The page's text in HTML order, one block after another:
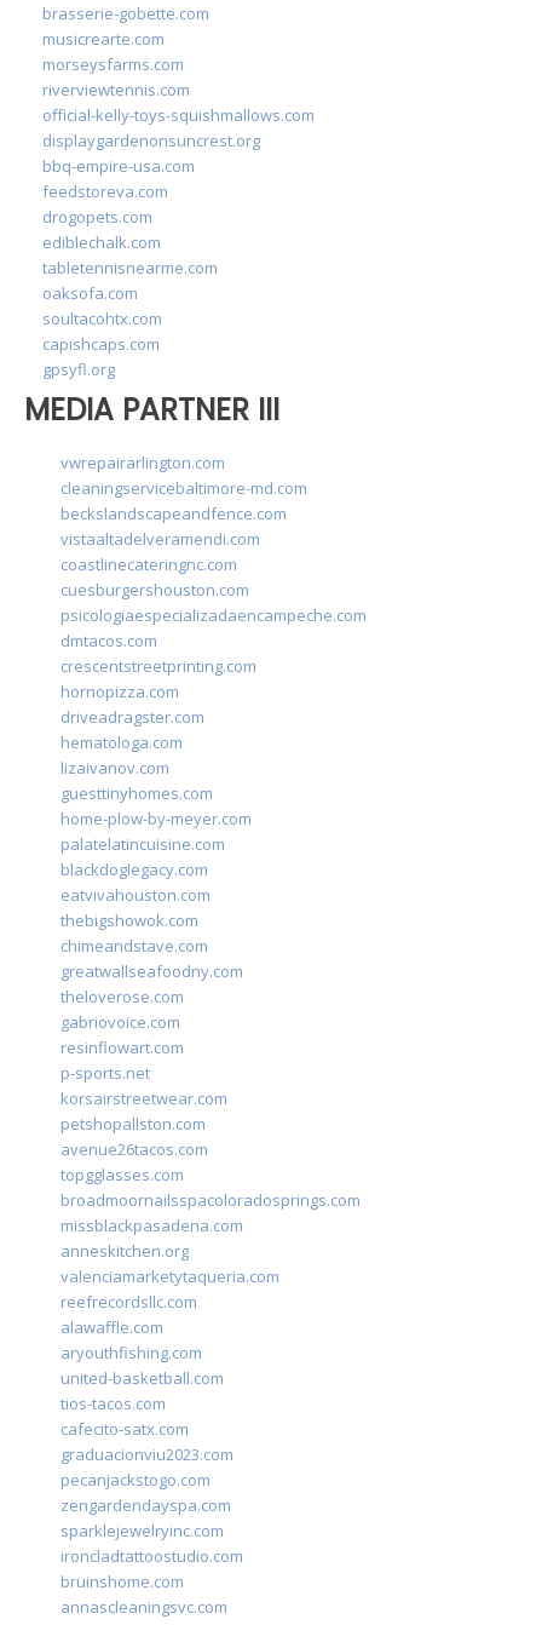
brasserie-gobette.com
musicrearte.com
morseysfarms.com
riverviewtennis.com
official-kelly-toys-squishmallows.com
displaygardenonsuncrest.org
bbq-empire-usa.com
feedstoreva.com
drogopets.com
ediblechalk.com
tabletennisnearme.com
oaksofa.com
soultacohtx.com
capishcaps.com
gpsyfl.org
MEDIA PARTNER III
vwrepairarlington.com
cleaningservicebaltimore-md.com
beckslandscapeandfence.com
vistaaltadelveramendi.com
coastlinecateringnc.com
cuesburgershouston.com
psicologiaespecializadaencampeche.com
dmtacos.com
crescentstreetprinting.com
hornopizza.com
driveadragster.com
hematologa.com
lizaivanov.com
guesttinyhomes.com
home-plow-by-meyer.com
palatelatincuisine.com
blackdoglegacy.com
eatvivahouston.com
thebigshowok.com
chimeandstave.com
greatwallseafoodny.com
theloverose.com
gabriovoice.com
resinflowart.com
p-sports.net
korsairstreetwear.com
petshopallston.com
avenue26tacos.com
topgglasses.com
broadmoornailsspacoloradosprings.com
missblackpasadena.com
anneskitchen.org
valenciamarketytaqueria.com
reefrecordsllc.com
alawaffle.com
aryouthfishing.com
united-basketball.com
tios-tacos.com
cafecito-satx.com
graduacionviu2023.com
pecanjackstogo.com
zengardendayspa.com
sparklejewelryinc.com
ironcladtattoostudio.com
bruinshome.com
annascleaningsvc.com